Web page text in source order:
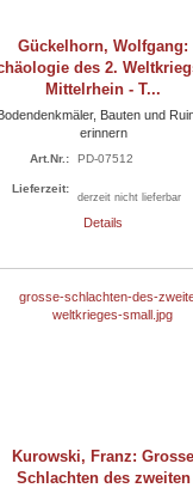
Gückelhorn, Wolfgang:
des 2.
Mittelrhein - T...
Bodendenkmäler, Bauten und
erinnern
Art.Nr.: PD-07512
Lieferzeit:
derzeit nicht lieferbar
Details
Kurowski, Franz:
Schlachten des zweiten